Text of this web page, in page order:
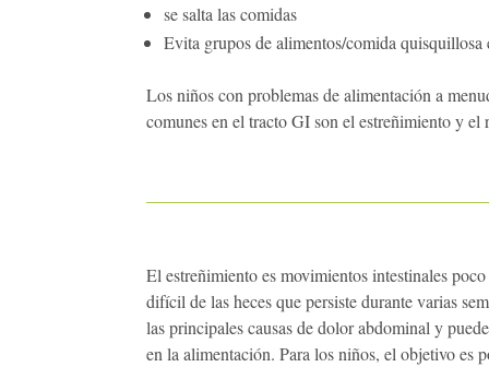
se salta las comidas
Evita grupos de alimentos/comida quisquillosa
Los niños con problemas de alimentación a
comunes en el tracto GI son el estreñimiento y el
El estreñimiento esmovimientos intestinales
difícil de las heces que persiste durante varias
las principales causas de dolor abdominal y
en la alimentación. Para los niños, el objetivo es